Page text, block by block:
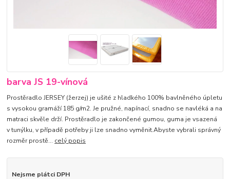
barva JS 19-vínová
Prostěradlo JERSEY (žerzej) je ušité z hladkého 100% bavlněného úpletu
s vysokou gramáží 185 g/m2. Je pružné, napínací, snadno se navléká a na
matraci skvěle drží. Prostěradlo je zakončené gumou, guma je vsazená
v tunýlku, v případě potřeby ji lze snadno vyměnit.Abyste vybrali správný
rozměr prostě... celý popis
Nejsme plátci DPH